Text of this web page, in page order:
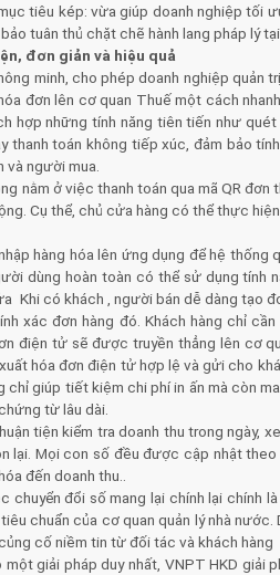
tiêu kép: vừa giúp doanh nghiệp tối
tuân thủ chặt chẽ hành lang pháp lý tại
đơn giản và hiệu quả
minh, cho phép doanh nghiệp quản
đơn lên cơ quan Thuế một cách
hợp những tính năng tiên tiến như
thanh toán không tiếp xúc, đảm bảo
người mua.
nằm ở việc thanh toán qua mã QR đơn
Cụ thể, chủ cửa hàng có thể thực
hàng hóa lên ứng dụng để hệ thống
dùng hoàn toàn có thể sử dụng tính
Khi có khách , người bán dễ dàng tạo
xác đơn hàng đó. Khách hàng chỉ cần
điện tử sẽ được truyền thẳng lên cơ
hóa đơn điện tử hợp lệ và gửi cho
chỉ giúp tiết kiệm chi phí in ấn mà còn
từ lâu dài.
tiện kiểm tra doanh thu trong ngày,
lại. Mọi con số đều được cập nhật
đến doanh thu..
chuyển đổi số mang lại chính lại chính
chuẩn của cơ quan quản lý nhà nước.
cố niềm tin từ đối tác và khách hàng
giải pháp duy nhất, VNPT HKD giải